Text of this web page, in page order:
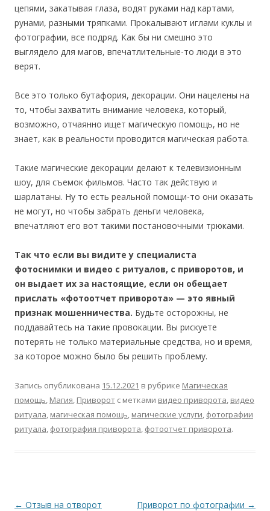
цепями, закатывая глаза, водят руками над картами,
рунами, разными тряпками. Прокалывают иглами куклы и
фотографии, все подряд. Как бы ни смешно это
выглядело для магов, впечатлительные-то люди в это
верят.
Все это только бутафория, декорации. Они нацелены на
то, чтобы захватить внимание человека, который,
возможно, отчаянно ищет магическую помощь, но не
знает, как в реальности проводится магическая работа.
Такие магические декорации делают к телевизионным
шоу, для съемок фильмов. Часто так действую и
шарлатаны. Ну то есть реальной помощи-то они оказать
не могут, но чтобы забрать деньги человека,
впечатляют его вот такими постановочными трюками.
Так что если вы видите у специалиста
фотоснимки и видео с ритуалов, с приворотов, и
он выдает их за настоящие, если он обещает
прислать «фотоотчет приворота» — это явный
признак мошенничества. Будьте осторожны, не
поддавайтесь на такие провокации. Вы рискуете
потерять не только материальные средства, но и время,
за которое можно было бы решить проблему.
Запись опубликована 15.12.2021 в рубрике Магическая
помощь, Магия, Приворот с метками видео приворота, видео
ритуала, магическая помощь, магические услуги, фотографии
ритуала, фотография приворота, фотоотчет приворота.
Навигация
← Отзыв на отворот
Приворот по фотографии →